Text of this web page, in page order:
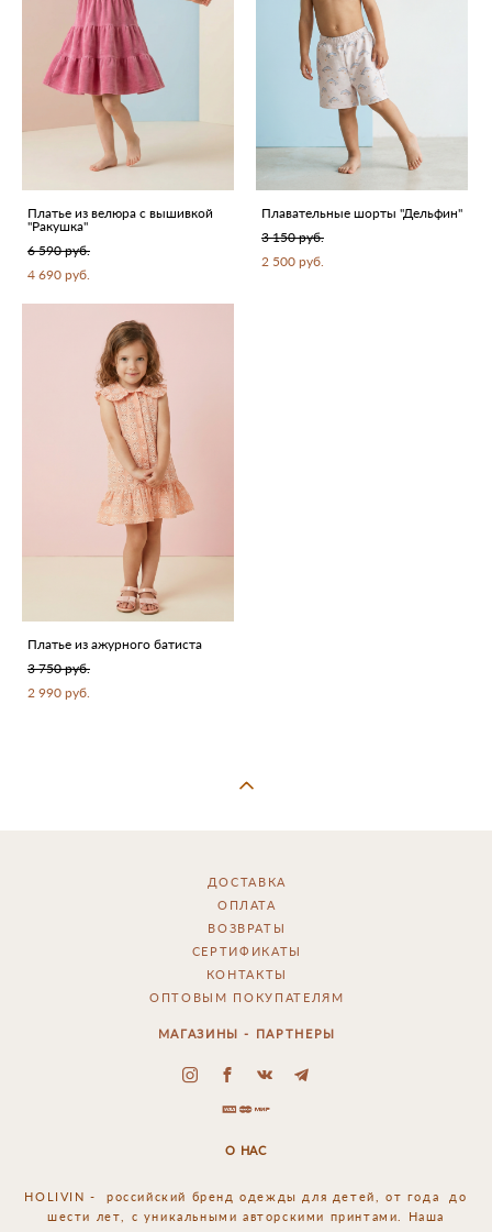
Платье из велюра с вышивкой
"Ракушка"
6 590 pуб.
4 690 pуб.
Плавательные шорты "Дельфин"
3 150 pуб.
2 500 pуб.
Платье из ажурного батиста
3 750 pуб.
2 990 pуб.
ДОСТАВКА
ОПЛАТА
ВОЗВРАТЫ
СЕРТИФИКАТЫ
КОНТАКТЫ
ОПТОВЫМ ПОКУПАТЕЛЯМ
МАГАЗИНЫ - ПАРТНЕРЫ
О НАС
HOLIVIN - российский бренд одежды для детей, от года до
шести лет, с уникальными авторскими принтами. Наша